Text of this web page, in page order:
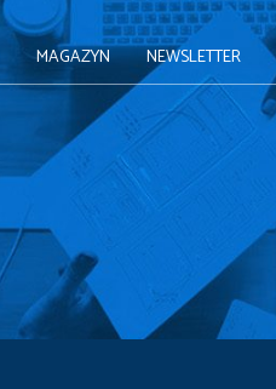
MAGAZYN NEWSLETTER